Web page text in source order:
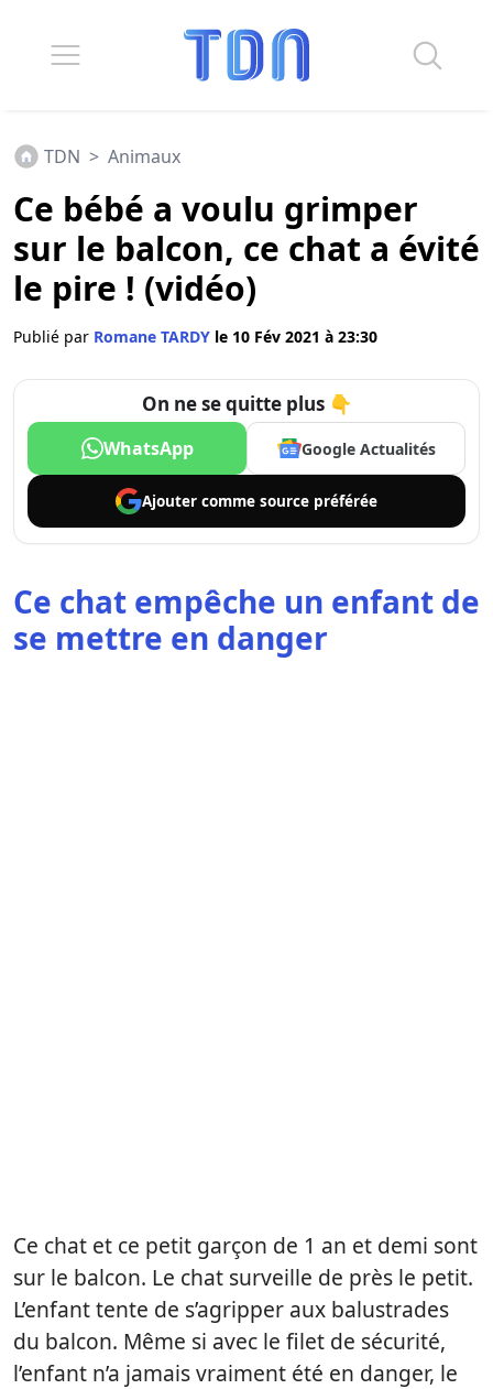
TDN > Animaux
Ce bébé a voulu grimper
sur le balcon, ce chat a évité
le pire ! (vidéo)
Publié par Romane TARDY le 10 Fév 2021 à 23:30
On ne se quitte plus 👇
WhatsApp Google Actualités
Ajouter comme source préférée
Ce chat empêche un enfant de
se mettre en danger
Ce chat et ce petit garçon de 1 an et demi sont
sur le balcon. Le chat surveille de près le petit.
L’enfant tente de s’agripper aux balustrades
du balcon. Même si avec le filet de sécurité,
l’enfant n’a jamais vraiment été en danger, le